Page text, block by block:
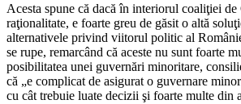
Acesta spune că dacă în interiorul coaliţiei de
raţionalitate, e foarte greu de găsit o altă
alternativele privind viitorul politic al
se rupe, remarcând că aceste nu sunt foarte
posibilitatea unei guvernări minoritare,
că „e complicat de asigurat o guvernare
cu cât trebuie luate decizii şi foarte multe din